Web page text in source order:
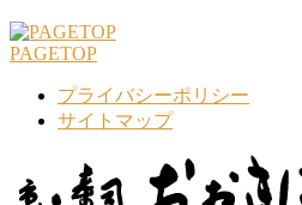
PAGETOP
プライバシーポリシー
サイトマップ